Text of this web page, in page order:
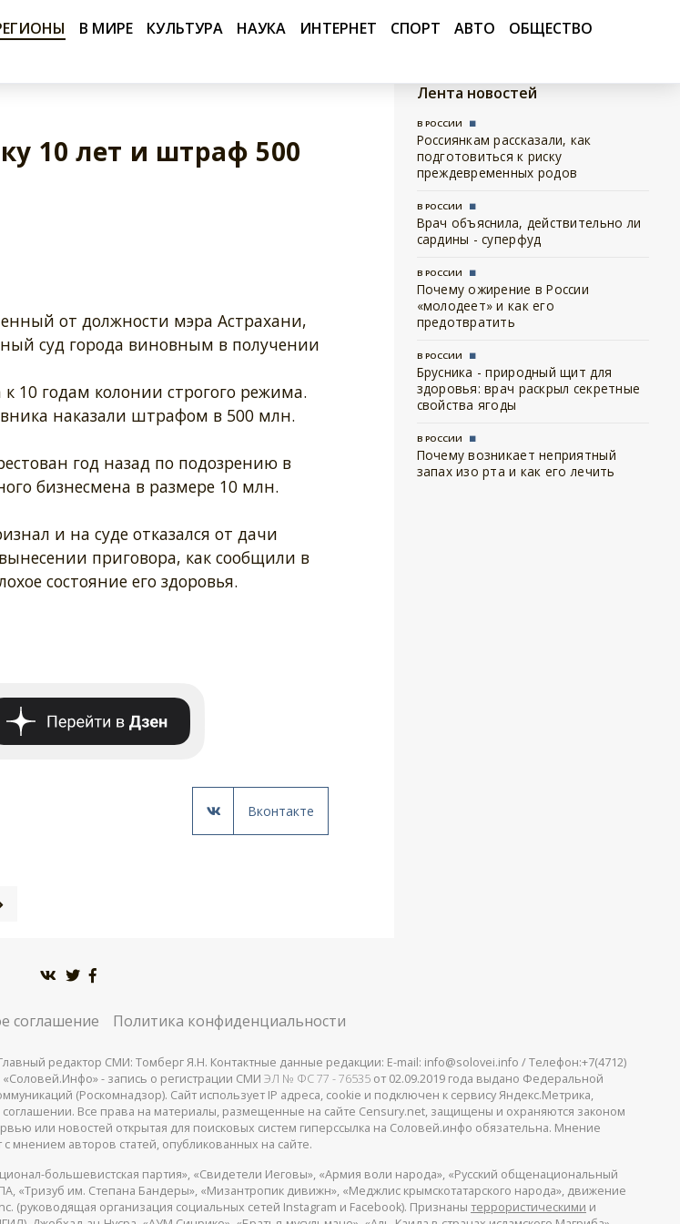
В МИРЕ КУЛЬТУРА НАУКА ИНТЕРНЕТ СПОРТ АВТО ОБЩЕСТВО
10 лет и штраф 500
от должности мэра Астрахани,
суд города виновным в получении
10 годам колонии строгого режима.
наказали штрафом в 500 млн.
год назад по подозрению в
бизнесмена в размере 10 млн.
и на суде отказался от дачи
приговора, как сообщили в
состояние его здоровья.
Вконтакте
Лента новостей
В РОССИИ
Россиянкам рассказали, как
подготовиться к риску
преждевременных родов
В РОССИИ
Врач объяснила, действительно ли
сардины - суперфуд
В РОССИИ
Почему ожирение в России
«молодеет» и как его
предотвратить
В РОССИИ
Брусника - природный щит для
здоровья: врач раскрыл секретные
свойства ягоды
В РОССИИ
Почему возникает неприятный
запах изо рта и как его лечить
соглашение Политика конфиденциальности
редактор СМИ: Томберг Я.Н. Контактные данные редакции: E-mail: info@solovei.info / Телефон:+7(4712)
«Соловей.Инфо» - запись о регистрации СМИ ЭЛ № ФС 77 - 76535 от 02.09.2019 года выдано Федеральной
(Роскомнадзор). Сайт использует IP адреса, cookie и подключен к сервису Яндекс.Метрика,
Все права на материалы, размещенные на сайте Censury.net, защищены и охраняются законом
или новостей открытая для поисковых систем гиперссылка на Соловей.инфо обязательна. Мнение
мнением авторов статей, опубликованных на сайте.
большевистская партия», «Свидетели Иеговы», «Армия воли народа», «Русский общенациональный
им. Степана Бандеры», «Мизантропик дивижн», «Меджлис крымскотатарского народа», движение
(руководящая организация социальных сетей Instagram и Facebook). Признаны террористическими и